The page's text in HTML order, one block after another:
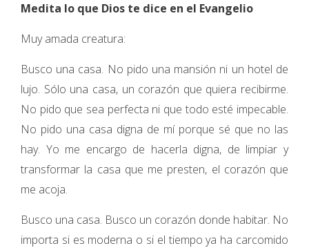
Medita lo que Dios te dice en el Evangelio
Muy amada creatura:
Busco una casa. No pido una mansión ni un hotel de
lujo. Sólo una casa, un corazón que quiera recibirme.
No pido que sea perfecta ni que todo esté impecable.
No pido una casa digna de mí porque sé que no las
hay. Yo me encargo de hacerla digna, de limpiar y
transformar la casa que me presten, el corazón que
me acoja.
Busco una casa. Busco un corazón donde habitar. No
importa si es moderna o si el tiempo ya ha carcomido